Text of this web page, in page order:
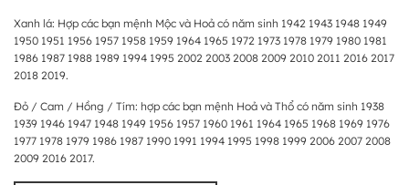
Xanh lá: Hợp các bạn mệnh Mộc và Hoả có năm sinh 1942 1943 1948 1949
1950 1951 1956 1957 1958 1959 1964 1965 1972 1973 1978 1979 1980 1981
1986 1987 1988 1989 1994 1995 2002 2003 2008 2009 2010 2011 2016 2017
2018 2019.
Đỏ / Cam / Hồng / Tím: hợp các bạn mệnh Hoả và Thổ có năm sinh 1938
1939 1946 1947 1948 1949 1956 1957 1960 1961 1964 1965 1968 1969 1976
1977 1978 1979 1986 1987 1990 1991 1994 1995 1998 1999 2006 2007 2008
2009 2016 2017.